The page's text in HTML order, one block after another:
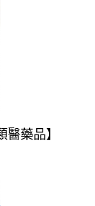
醫藥品】